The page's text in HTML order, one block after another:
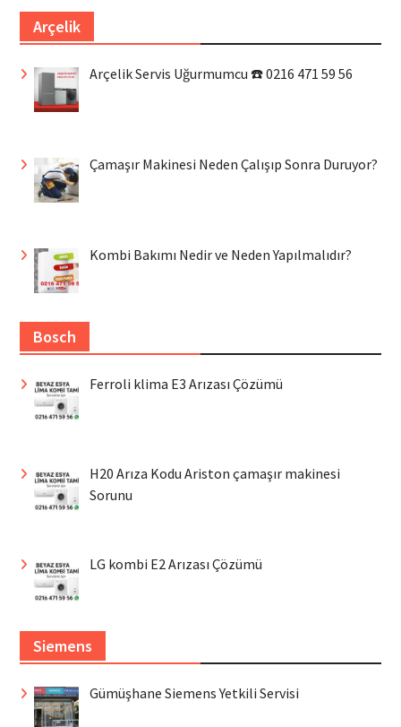
Arçelik
Arçelik Servis Uğurmumcu ☎️ 0216 471 59 56
Çamaşır Makinesi Neden Çalışıp Sonra Duruyor?
Kombi Bakımı Nedir ve Neden Yapılmalıdır?
Bosch
Ferroli klima E3 Arızası Çözümü
H20 Arıza Kodu Ariston çamaşır makinesi
Sorunu
LG kombi E2 Arızası Çözümü
Siemens
Gümüşhane Siemens Yetkili Servisi